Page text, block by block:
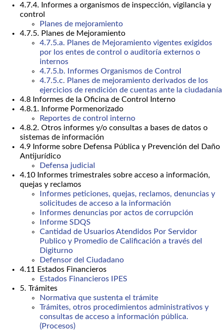
4.7.4. Informes a organismos de inspección, vigilancia y
control
Planes de mejoramiento
4.7.5. Planes de Mejoramiento
4.7.5.a. Planes de Mejoramiento vigentes exigidos
por los entes de control o auditoría externos o
internos
4.7.5.b. Informes Organismos de Control
4.7.5.c. Planes de mejoramiento derivados de los
ejercicios de rendición de cuentas ante la ciudadanía
4.8 Informes de la Oficina de Control Interno
4.8.1. Informe Pormenorizado
Reportes de control interno
4.8.2. Otros informes y/o consultas a bases de datos o
sistemas de información
4.9 Informe sobre Defensa Pública y Prevención del Daño
Antijurídico
Defensa judicial
4.10 Informes trimestrales sobre acceso a información,
quejas y reclamos
Informes peticiones, quejas, reclamos, denuncias y
solicitudes de acceso a la información
Informes denuncias por actos de corrupción
Informe SDQS
Cantidad de Usuarios Atendidos Por Servidor
Publico y Promedio de Calificación a través del
Digiturno
Defensor del Ciudadano
4.11 Estados Financieros
Estados Financieros IPES
5. Trámites
Normativa que sustenta el trámite
Trámites, otros procedimientos administrativos y
consultas de acceso a información pública.
(Procesos)